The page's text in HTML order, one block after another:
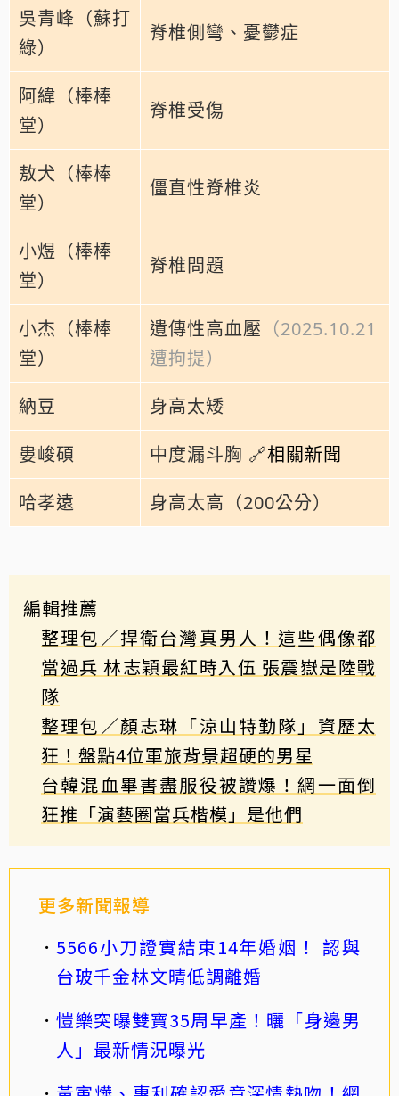
吳青峰（蘇打
綠）
脊椎側彎、憂鬱症
阿緯（棒棒
堂）
脊椎受傷
敖犬（棒棒
堂）
僵直性脊椎炎
小煜（棒棒
堂）
脊椎問題
小杰（棒棒
堂）
遺傳性高血壓 （2025.10.21
遭拘提）
納豆
身高太矮
婁峻碩
中度漏斗胸 🔗相關新聞
哈孝遠
身高太高（200公分）
編輯推薦
整理包／捍衛台灣真男人！這些偶像都
當過兵 林志穎最紅時入伍 張震嶽是陸戰
隊
整理包／顏志琳「涼山特勤隊」資歷太
狂！盤點4位軍旅背景超硬的男星
台韓混血畢書盡服役被讚爆！網一面倒
狂推「演藝圈當兵楷模」是他們
更多新聞報導
5566小刀證實結束14年婚姻！ 認與
台玻千金林文晴低調離婚
愷樂突曝雙寶35周早產！曬「身邊男
人」最新情況曝光